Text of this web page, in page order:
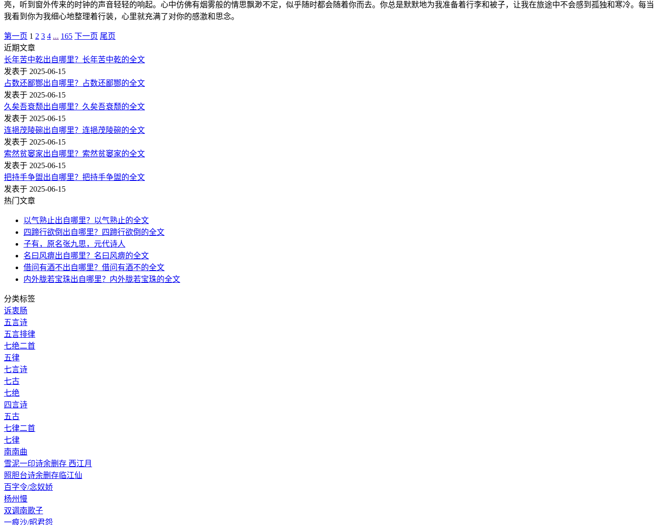
亮，听到窗外传来的时钟的声音轻轻的响起。心中仿佛有烟雾般的情思飘渺不定，似乎随时都会随着你而去。你总是默默地为我准备着行李和被子，让我在旅途中不会感到孤独和寒冷。每当
我看到你为我细心地整理着行装，心里就充满了对你的感激和思念。
第一页 1 2 3 4 ... 165 下一页 尾页
近期文章
长年苦中乾出自哪里？长年苦中乾的全文
发表于 2025-06-15
占数还鄙酂出自哪里？占数还鄙酂的全文
发表于 2025-06-15
久矣吾衰颓出自哪里？久矣吾衰颓的全文
发表于 2025-06-15
连挹茂陵碗出自哪里？连挹茂陵碗的全文
发表于 2025-06-15
索然贫窭家出自哪里？索然贫窭家的全文
发表于 2025-06-15
把持手争盥出自哪里？把持手争盥的全文
发表于 2025-06-15
热门文章
以气熟止出自哪里？以气熟止的全文
四蹄行欲倒出自哪里？四蹄行欲倒的全文
子有，原名张九思，元代诗人
名曰风痹出自哪里？名曰风痹的全文
借问有酒不出自哪里？借问有酒不的全文
内外胧若宝珠出自哪里？内外胧若宝珠的全文
分类标签
诉衷肠
五言诗
五言排律
七绝二首
五律
七言诗
七古
七绝
四言诗
五古
七律二首
七律
南南曲
雪泥一印诗余删存 西江月
照胆台诗余删存临江仙
百字令/念奴娇
杨州慢
双调南歌子
一痕沙/昭君怨